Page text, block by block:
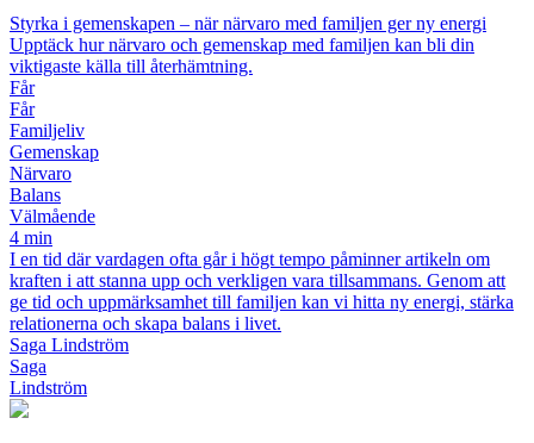
Styrka i gemenskapen – när närvaro med familjen ger ny energi
Upptäck hur närvaro och gemenskap med familjen kan bli din
viktigaste källa till återhämtning.
Får
Får
Familjeliv
Gemenskap
Närvaro
Balans
Välmående
4 min
I en tid där vardagen ofta går i högt tempo påminner artikeln om
kraften i att stanna upp och verkligen vara tillsammans. Genom att
ge tid och uppmärksamhet till familjen kan vi hitta ny energi, stärka
relationerna och skapa balans i livet.
Saga Lindström
Saga
Lindström